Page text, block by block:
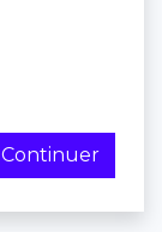
Continuer